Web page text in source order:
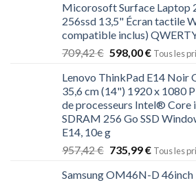
Micorosoft Surface Laptop
256ssd 13,5" Écran tactile
compatible inclus)
709,42€ 598,00€ Tous les
Lenovo ThinkPad E14 Noir
35,6 cm (14") 1920 x 1080
de processeurs Intel® Core
SDRAM 256 Go SSD
E14, 10e g
957,42€ 735,99€ Tous les
Samsung OM46N-D 46inch